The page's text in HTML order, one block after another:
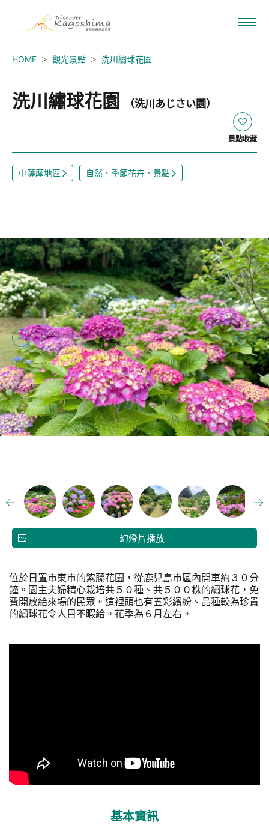
HOME 觀光景點 洗川繡球花園
洗川繡球花園 （洗川あじさい園）
景點收藏
中薩摩地區 自然、季節花卉、景點
幻燈片播放
位於日置市東市的紫藤花園，從鹿兒島市區內開車約３０分
鐘。園主夫婦精心栽培共５０種、共５００株的繡球花，免
費開放給來場的民眾。這裡頭也有五彩繽紛、品種較為珍貴
的繡球花令人目不暇給。花季為６月左右。
基本資訊